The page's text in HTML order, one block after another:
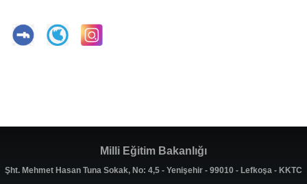
Milli Eğitim Bakanlığı
Şht. Mehmet Hasan Tuna Sokak, No: 4,5 - Yenişehir - 99010 - Lefkoşa - KKTC